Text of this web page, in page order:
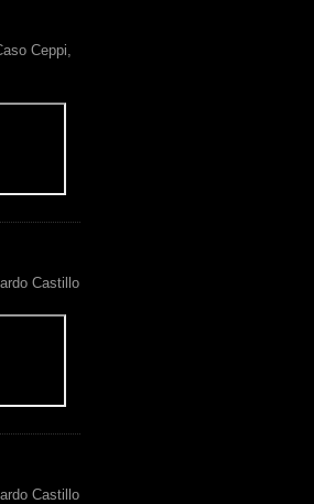
Ceppi,
Castillo
Castillo